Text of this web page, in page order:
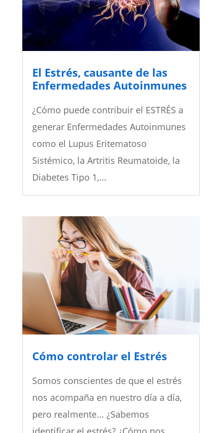
El Estrés, causante de las
Enfermedades Autoinmunes
¿Cómo puede contribuir el ESTRÉS a
generar Enfermedades Autoinmunes
como el Lupus Eritematoso
Sistémico, la Artritis Reumatoide, la
Diabetes Tipo 1,...
Cómo controlar el Estrés
Somos conscientes de que el estrés
nos acompaña en nuestro día a día,
pero realmente... ¿Sabemos